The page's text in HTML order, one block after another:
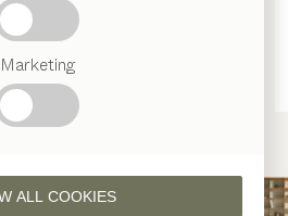
Marketing
ALL COOKIES